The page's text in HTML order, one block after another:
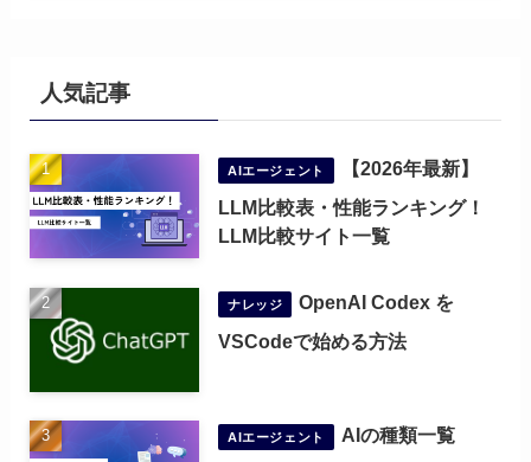
人気記事
AIエージェント
【2026年最新】
LLM比較表・性能ランキング！
LLM比較サイト一覧
ナレッジ
OpenAI Codex を
VSCodeで始める方法
AIエージェント
AIの種類一覧